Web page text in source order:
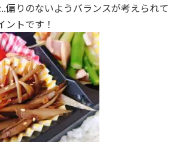
偏りのないようバランスが考えられて
ントです！